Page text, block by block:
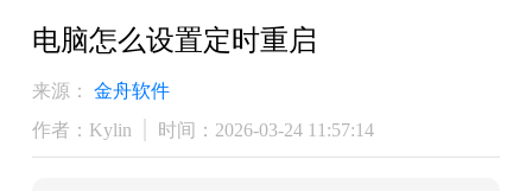
电脑怎么设置定时重启
来源：
金舟软件
作者：Kylin
时间：2026-03-24 11:57:14